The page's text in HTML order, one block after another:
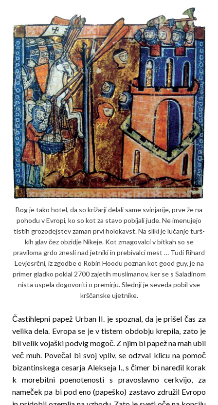
Bog je tako hotel, da so križarji delali same svinjarije, prve že na
pohodu v Evropi, ko so kot za stavo pobijali jude. Ne imenujejo
tistih grozodejstev zaman prvi holokavst. Na sliki je lučanje turš­
kih glav čez obzidje Nikeje. Kot zmagovalci v bitkah so se
praviloma grdo znesli nad jetniki in prebivalci mest … Tudi Rihard
Levjesrčni, iz zgodbe o Robin Hoodu poznan kot good guy, je na
primer gladko poklal 2700 zajetih muslimanov, ker se s Saladinom
nista uspela dogovoriti o premirju. Slednji je seveda pobil vse
krščanske ujetnike.
Častihlepni papež Urban II. je spoznal, da je prišel čas za
velika dela. Evropa se je v tistem obdobju krepila, zato je
bil velik vojaški podvig mogoč. Z njim bi papež na mah ubil
več muh. Povečal bi svoj vpliv, se odzval klicu na pomoč
bizantinskega cesarja Alekseja I., s či­mer bi naredil korak
k morebitni poenotenosti s pravoslavno cerkvijo, za
nameček pa bi pod eno (papeš­ko) zastavo združil Evropo